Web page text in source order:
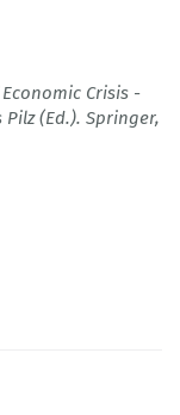
Crisis -
(Ed.). Springer,